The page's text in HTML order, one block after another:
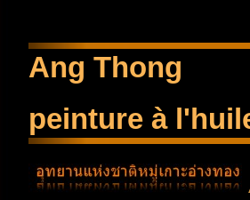
Ang Thong
peinture à